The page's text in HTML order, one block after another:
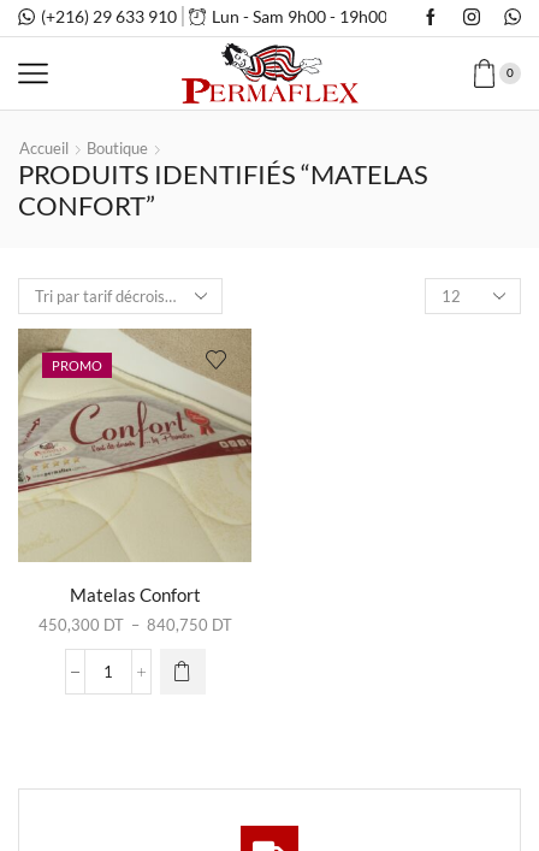
(+216) 29 633 910 Lun - Sam 9h00 - 19h00
0
Accueil Boutique
PRODUITS IDENTIFIÉS “MATELAS
CONFORT”
Nombre
de
PROMO
Matelas Confort
450,300 DT – 840,750 DTPlage
quantité
a
plusieurs
Les
peuvent
produit